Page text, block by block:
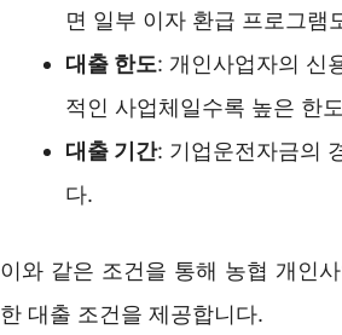
면 일부 이자 환급 프로그램
대출 한도: 개인사업자의 신
적인 사업체일수록 높은 한
대출 기간: 기업운전자금의
다.
이와 같은 조건을 통해 농협 개인
한 대출 조건을 제공합니다.